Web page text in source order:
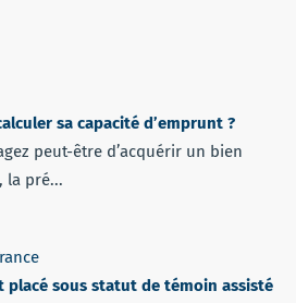
sa capacité d’emprunt ?
peut-être d’acquérir un bien
la pré...
placé sous statut de témoin assisté